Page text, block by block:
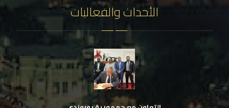
الأحداث والفعاليات